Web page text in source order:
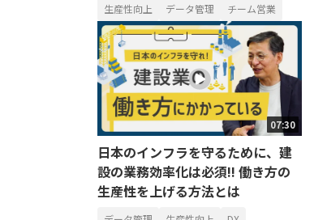
生産性向上 データ管理 チーム営業
07:30
日本のインフラを守るために、建
設の業務効率化は必須!! 働き方の
生産性を上げる方法とは